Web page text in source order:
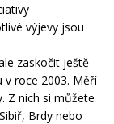
výjevy jsou
zaskočit ještě
v roce 2003. Měří
Z nich si můžete
Brdy nebo